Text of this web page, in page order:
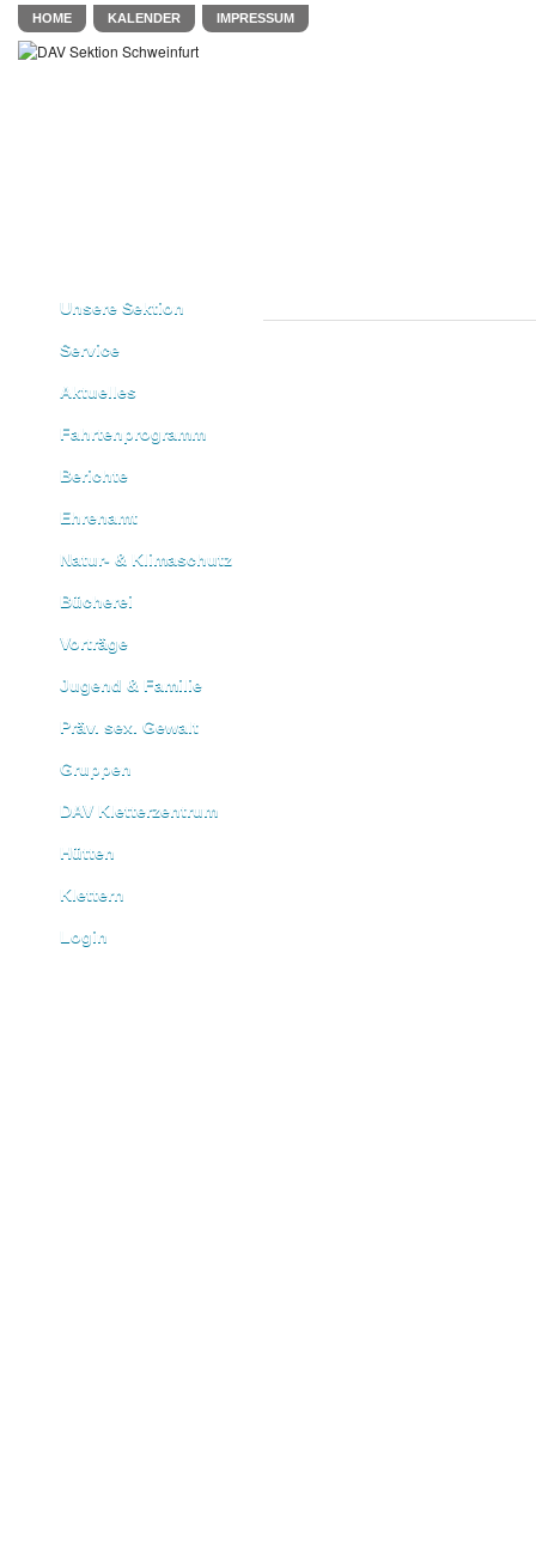
HOME KALENDER IMPRESSUM
Unsere Sektion
Service
Aktuelles
Fahrtenprogramm
Berichte
Ehrenamt
Natur- & Klimaschutz
Bücherei
Vorträge
Jugend & Familie
Präv. sex. Gewalt
Gruppen
DAV Kletterzentrum
Hütten
Klettern
Login